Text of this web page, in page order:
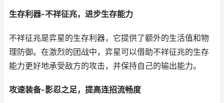
生存利器-不祥征兆，进步生存能力
不祥征兆是弈星的生存利器，它提供了额外的生活值和物
理防御。在激烈的团战中，弈星可以借助不祥征兆的生存
能力更好地承受敌方的攻击，并保持自己的输出能力。
攻速装备-影忍之足，提高连招流畅度